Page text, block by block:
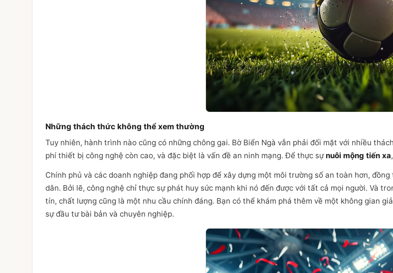
Những thách thức không thể xem thường
Tuy nhiên, hành trình nào cũng có những chông gai. Bờ Biển Ngà vẫn phải đối mặt với nhiều
phí thiết bị công nghệ còn cao, và đặc biệt là vấn đề an ninh mạng. Để thực sự nuôi mộng tiến xa
Chính phủ và các doanh nghiệp đang phối hợp để xây dựng một môi trường số an toàn hơn,
dân. Bởi lẽ, công nghệ chỉ thực sự phát huy sức mạnh khi nó đến được với tất cả mọi người. Và
tín, chất lượng cũng là một nhu cầu chính đáng. Bạn có thể khám phá thêm về một không gian
sự đầu tư bài bản và chuyên nghiệp.